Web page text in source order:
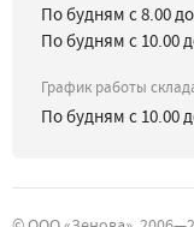
По будням с 8.00
По будням с 10.00
График работы
По будням с 10.00